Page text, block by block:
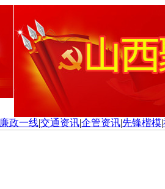
廉政一线|交通资讯|企管资讯|先锋楷模|